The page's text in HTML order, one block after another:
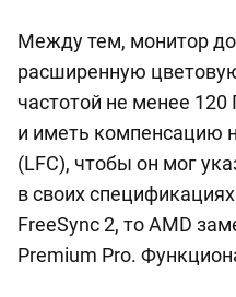
Между тем, монитор
расширенную
частотой не менее
и иметь компенсацию
(LFC), чтобы он мог
в своих
FreeSync 2, то AMD
Premium Pro.